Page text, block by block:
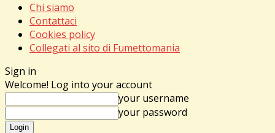
Chi siamo
Contattaci
Cookies policy
Collegati al sito di Fumettomania
Sign in
Welcome! Log into your account
your username
your password